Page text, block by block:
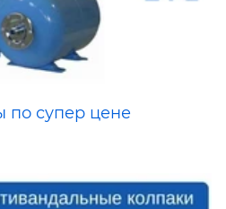
по супер цене